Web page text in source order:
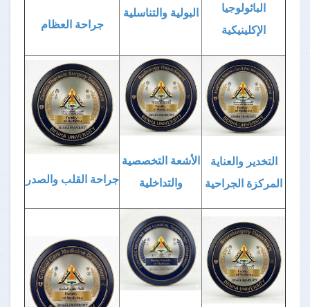
الباثولوجيا
الإكلينيكية
البولية والتناسلية
جراحة العظام
التخدير والعناية
المركزة الجراحية
الأشعة التخصصية
والتداخلية
جراحة القلب والصدر